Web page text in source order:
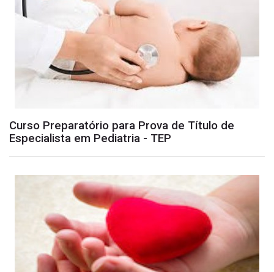
Curso Preparatório para Prova de Título de
Especialista em Pediatria - TEP